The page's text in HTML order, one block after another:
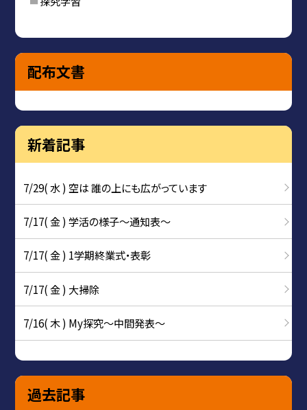
配布文書
新着記事
7/29( 水 ) 空は 誰の上にも広がっています
7/17( 金 ) 学活の様子〜通知表〜
7/17( 金 ) 1学期終業式・表彰
7/17( 金 ) 大掃除
7/16( 木 ) My探究～中間発表～
過去記事